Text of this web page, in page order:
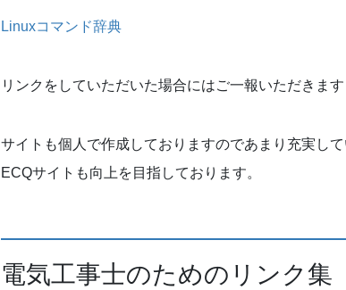
Linuxコマンド辞典
リンクをしていただいた場合にはご一報いただきま
サイトも個人で作成しておりますのであまり充実し
ECQサイトも向上を目指しております。
電気工事士のためのリンク集